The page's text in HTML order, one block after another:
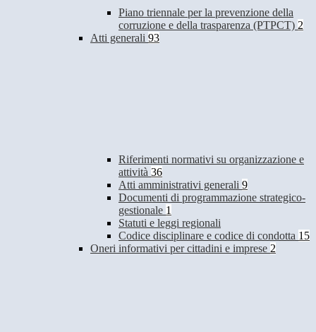
Piano triennale per la prevenzione della
corruzione e della trasparenza (PTPCT) 2
Atti generali 93
Riferimenti normativi su organizzazione e
attività 36
Atti amministrativi generali 9
Documenti di programmazione strategico-
gestionale 1
Statuti e leggi regionali
Codice disciplinare e codice di condotta 15
Oneri informativi per cittadini e imprese 2